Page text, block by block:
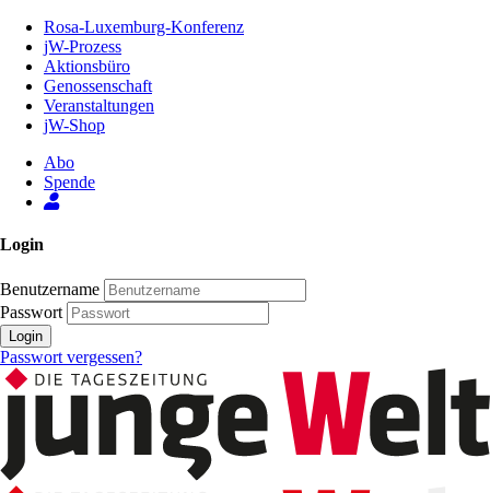
Inhalt
Seite
Rosa-Luxemburg-Konferenz
jW-Prozess
Aktionsbüro
Genossenschaft
Veranstaltungen
jW-Shop
Abo
Spende
Login
Benutzername
Passwort
Login
Passwort vergessen?